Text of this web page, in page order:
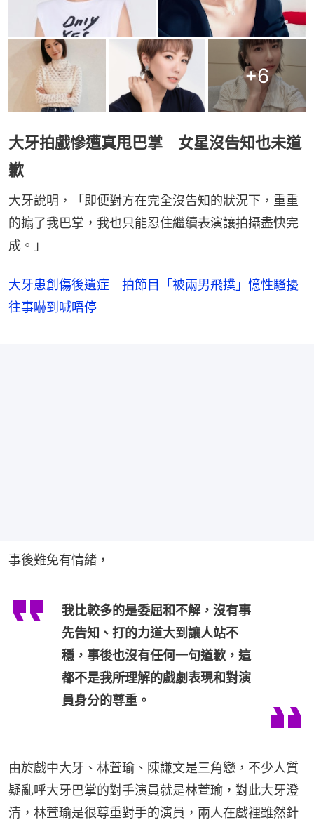
+6
大牙拍戲慘遭真甩巴掌 女星沒告知也未道
歉
大牙說明，「即便對方在完全沒告知的狀況下，重重
的搧了我巴掌，我也只能忍住繼續表演讓拍攝盡快完
成。」
大牙患創傷後遺症 拍節目「被兩男飛撲」憶性騷擾
往事嚇到喊唔停
事後難免有情緒，
我比較多的是委屈和不解，沒有事
先告知、打的力道大到讓人站不
穩，事後也沒有任何一句道歉，這
都不是我所理解的戲劇表現和對演
員身分的尊重。
由於戲中大牙、林萱瑜、陳謙文是三角戀，不少人質
疑亂呼大牙巴掌的對手演員就是林萱瑜，對此大牙澄
清，林萱瑜是很尊重對手的演員，兩人在戲裡雖然針